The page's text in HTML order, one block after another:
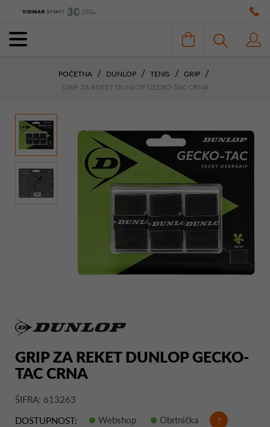
POČETNA DUNLOP TENIS
GRIP
GRIP ZA REKET DUNLOP GECKO-TAC CRNA
GRIP ZA REKET DUNLOP GECKO-
TAC CRNA
ŠIFRA: 613263
DOSTUPNOST:
Webshop Obrtnička ?